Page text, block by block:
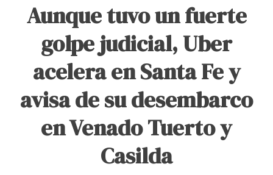
Aunque tuvo un fuerte
golpe judicial, Uber
acelera en Santa Fe y
avisa de su desembarco
en Venado Tuerto y
Casilda